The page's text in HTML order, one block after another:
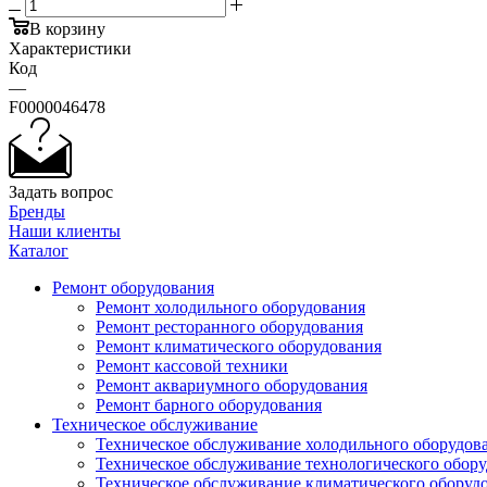
В корзину
Характеристики
Код
—
F0000046478
Задать вопрос
Бренды
Наши клиенты
Каталог
Ремонт оборудования
Ремонт холодильного оборудования
Ремонт ресторанного оборудования
Ремонт климатического оборудования
Ремонт кассовой техники
Ремонт аквариумного оборудования
Ремонт барного оборудования
Техническое обслуживание
Техническое обслуживание холодильного
Техническое обслуживание технологического
Техническое обслуживание климатического